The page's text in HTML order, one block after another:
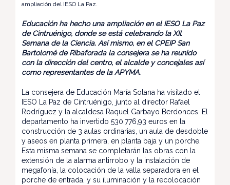
ampliación del IESO La Paz.
Educación ha hecho una ampliación en el IESO La Paz
de Cintruénigo, donde se está celebrando la XII.
Semana de la Ciencia. Así mismo, en el CPEIP San
Bartolomé de Ribaforada la consejera se ha reunido
con la dirección del centro, el alcalde y concejales así
como representantes de la APYMA.
La consejera de Educación María Solana ha visitado el
IESO La Paz de Cintruénigo, junto al director Rafael
Rodríguez y la alcaldesa Raquel Garbayo Berdonces. El
departamento ha invertido 530.776,93 euros en la
construcción de 3 aulas ordinarias, un aula de desdoble
y aseos en planta primera, en planta baja y un porche.
Esta misma semana se completarán las obras con la
extensión de la alarma antirrobo y la instalación de
megafonía, la colocación de la valla separadora en el
porche de entrada, y su iluminación y la recolocación